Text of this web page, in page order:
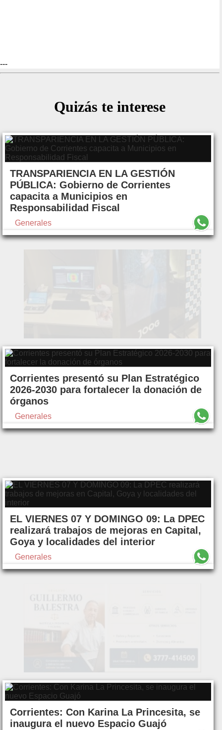
---
Quizás te interese
TRANSPARIENCIA EN LA GESTIÓN
PÚBLICA: Gobierno de Corrientes
capacita a Municipios en
Responsabilidad Fiscal
Generales
Corrientes presentó su Plan Estratégico
2026-2030 para fortalecer la donación de
órganos
Generales
EL VIERNES 07 Y DOMINGO 09: La DPEC
realizará trabajos de mejoras en Capital,
Goya y localidades del interior
Generales
Corrientes: Con Karina La Princesita, se
inaugura el nuevo Espacio Guajó